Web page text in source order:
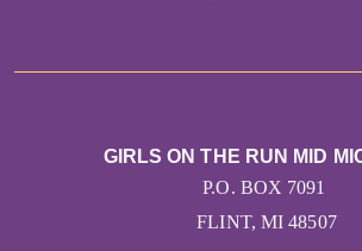
GIRLS ON THE RUN MID
P.O. BOX 7091
FLINT, MI 48507